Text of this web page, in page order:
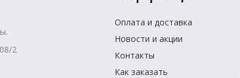
2
Оплата и доставка
Новости и акции
Контакты
Как заказать